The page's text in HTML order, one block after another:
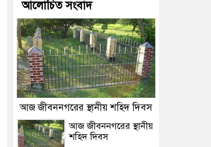
আলোচিত সংবাদ
আজ জীবননগরের স্থানীয় শহিদ দিবস
আজ জীবননগরের স্থানীয়
শহিদ দিবস